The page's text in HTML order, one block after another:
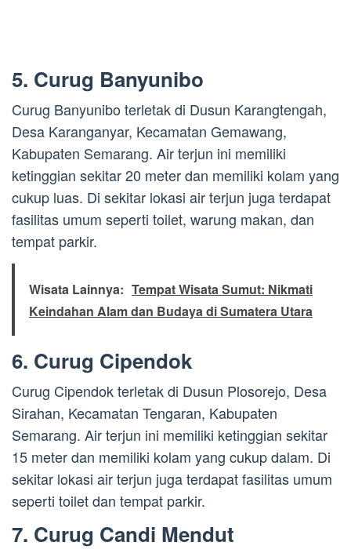
5. Curug Banyunibo
Curug Banyunibo terletak di Dusun Karangtengah,
Desa Karanganyar, Kecamatan Gemawang,
Kabupaten Semarang. Air terjun ini memiliki
ketinggian sekitar 20 meter dan memiliki kolam yang
cukup luas. Di sekitar lokasi air terjun juga terdapat
fasilitas umum seperti toilet, warung makan, dan
tempat parkir.
Wisata Lainnya: Tempat Wisata Sumut: Nikmati
Keindahan Alam dan Budaya di Sumatera Utara
6. Curug Cipendok
Curug Cipendok terletak di Dusun Plosorejo, Desa
Sirahan, Kecamatan Tengaran, Kabupaten
Semarang. Air terjun ini memiliki ketinggian sekitar
15 meter dan memiliki kolam yang cukup dalam. Di
sekitar lokasi air terjun juga terdapat fasilitas umum
seperti toilet dan tempat parkir.
7. Curug Candi Mendut